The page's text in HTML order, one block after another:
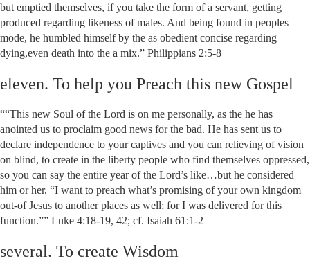
but emptied themselves, if you take the form of a servant, getting
produced regarding likeness of males. And being found in peoples
mode, he humbled himself by the as obedient concise regarding
dying,even death into the a mix.” Philippians 2:5-8
eleven. To help you Preach this new Gospel
““This new Soul of the Lord is on me personally, as the he has
anointed us to proclaim good news for the bad. He has sent us to
declare independence to your captives and you can relieving of vision
on blind, to create in the liberty people who find themselves oppressed,
so you can say the entire year of the Lord’s like…but he considered
him or her, “I want to preach what’s promising of your own kingdom
out-of Jesus to another places as well; for I was delivered for this
function.”” Luke 4:18-19, 42; cf. Isaiah 61:1-2
several. To create Wisdom